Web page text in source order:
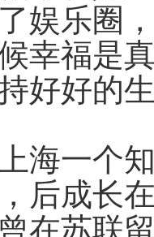
娱乐圈
幸福是
好好的
海一个
后成长
在苏联